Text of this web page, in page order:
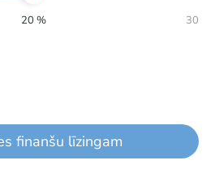
20 % 30
finanšu līzingam